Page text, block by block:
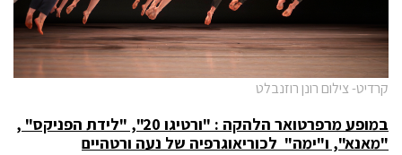
קרדיט- צילום רונן רוזנבלט
במופע מרפרטואר הלהקה : "ורטיגו 20", "לידת הפניקס" ,
"מאנא", ו"ימה" לכוריאוגרפיה של נעה ורטהיים